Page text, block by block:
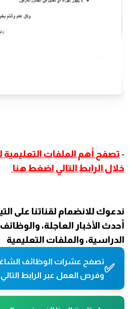
- تصفح أهم الملفات
خلال الرابط التالي اضغط هنا
ندعوك للانضمام لقناتنا على
أحدث الأخبار العاجلة،
الدراسية، والملفات التعليمية
✅تصفح عشرات الوظائف
وفرص العمل عبر الرابط